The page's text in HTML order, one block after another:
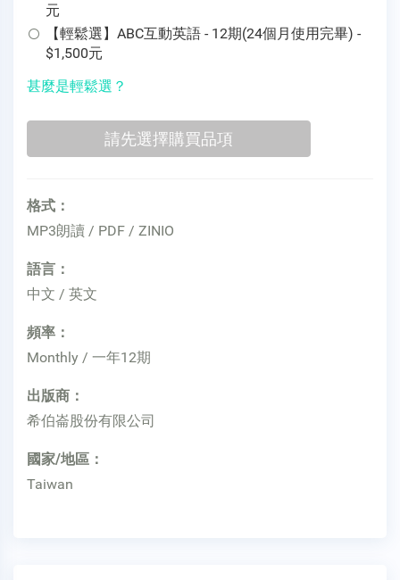
元
【輕鬆選】ABC互動英語 - 12期(24個月使用完畢) -
$1,500元
甚麼是輕鬆選？
格式：
MP3朗讀 / PDF / ZINIO
語言：
中文 / 英文
頻率：
Monthly / 一年12期
出版商：
希伯崙股份有限公司
國家/地區：
Taiwan